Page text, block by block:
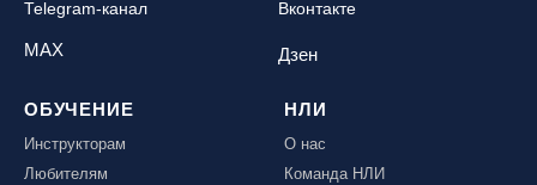
Telegram-канал Вконтакте
MAX Дзен
ОБУЧЕНИЕ
Инструкторам
Любителям
НЛИ
О нас
Команда НЛИ